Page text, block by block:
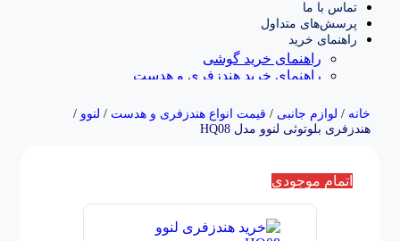
تماس با ما
پرسش‌های متداول
راهنمای خرید
راهنمای خرید گوشی
راهنمای خرید هندزفری و هدست
خانه / لوازم جانبی / قیمت انواع هندزفری و هدست / لنوو /
هندزفری بلوتوثی لنوو مدل HQ08
اتمام موجودی